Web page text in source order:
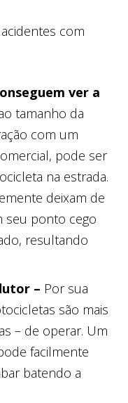
com
ver a
tamanho da
com um
pode ser
na estrada.
deixam de
seu ponto cego
resultando
– Por sua
são mais
– de operar. Um
facilmente
batendo a